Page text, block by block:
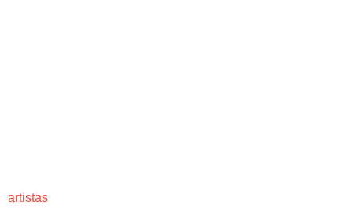
artistas